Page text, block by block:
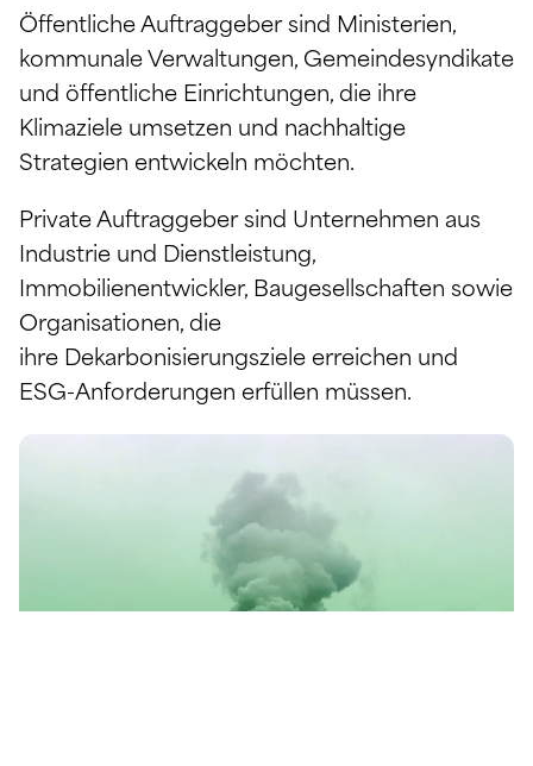
Öffentliche Auftraggeber sind Ministerien,
kommunale Verwaltungen, Gemeindesyndikate
und öffentliche Einrichtungen, die ihre
Klimaziele umsetzen und nachhaltige
Strategien entwickeln möchten.
Private Auftraggeber sind Unternehmen aus
Industrie und Dienstleistung,
Immobilienentwickler, Baugesellschaften sowie
Organisationen, die
ihre Dekarbonisierungsziele erreichen und
ESG-Anforderungen erfüllen müssen.